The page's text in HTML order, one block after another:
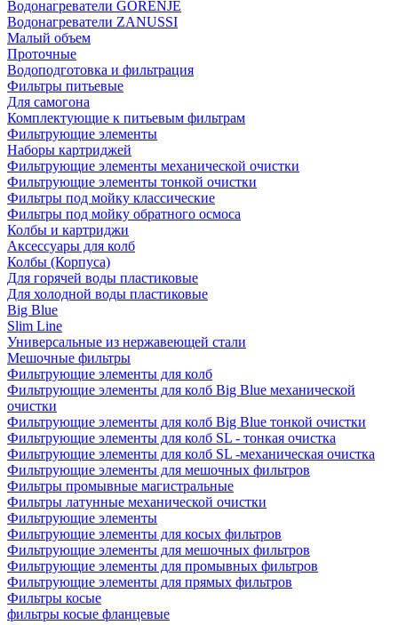
Водонагреватели GORENJE
Водонагреватели ZANUSSI
Малый объем
Проточные
Водоподготовка и фильтрация
Фильтры питьевые
Для самогона
Комплектующие к питьевым фильтрам
Фильтрующие элементы
Наборы картриджей
Фильтрующие элементы механической очистки
Фильтрующие элементы тонкой очистки
Фильтры под мойку классические
Фильтры под мойку обратного осмоса
Колбы и картриджи
Аксессуары для колб
Колбы (Корпуса)
Для горячей воды пластиковые
Для холодной воды пластиковые
Big Blue
Slim Line
Универсальные из нержавеющей стали
Мешочные фильтры
Фильтрующие элементы для колб
Фильтрующие элементы для колб Big Blue механической
очистки
Фильтрующие элементы для колб Big Blue тонкой очистки
Фильтрующие элементы для колб SL - тонкая очистка
Фильтрующие элементы для колб SL -механическая очистка
Фильтрующие элементы для мешочных фильтров
Фильтры промывные магистральные
Фильтры латунные механической очистки
Фильтрующие элементы
Фильтрующие элементы для косых фильтров
Фильтрующие элементы для мешочных фильтров
Фильтрующие элементы для промывных фильтров
Фильтрующие элементы для прямых фильтров
Фильтры косые
фильтры косые фланцевые